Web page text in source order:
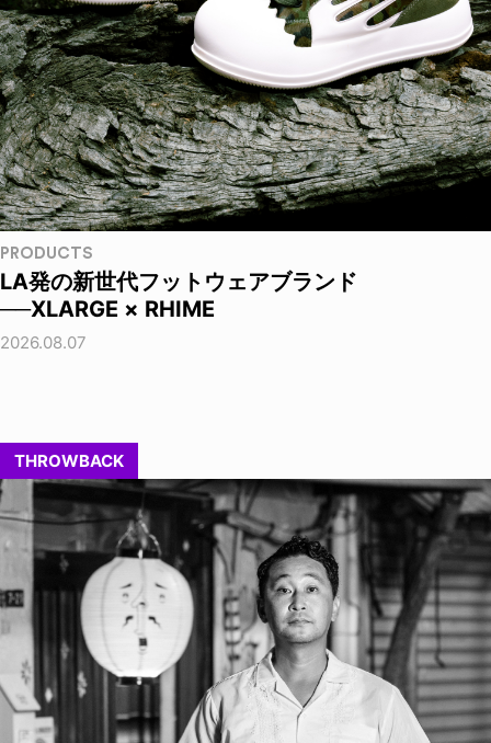
PRODUCTS
LA発の新世代フットウェアブランド
──XLARGE × RHIME
2026.08.07
THROWBACK